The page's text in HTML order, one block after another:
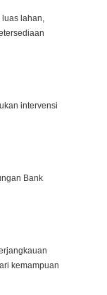
lahan,
intervensi
Bank
kemampuan